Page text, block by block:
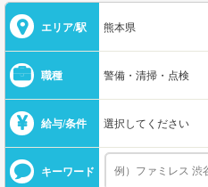
エリア/駅 熊本県
職種 警備・清掃・点検
給与/条件 選択してください
キーワード